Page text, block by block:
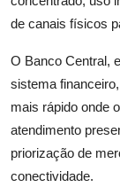
de canais físicos
O Banco Central,
sistema
mais rápido onde
atendimento
priorização de
conectividade.